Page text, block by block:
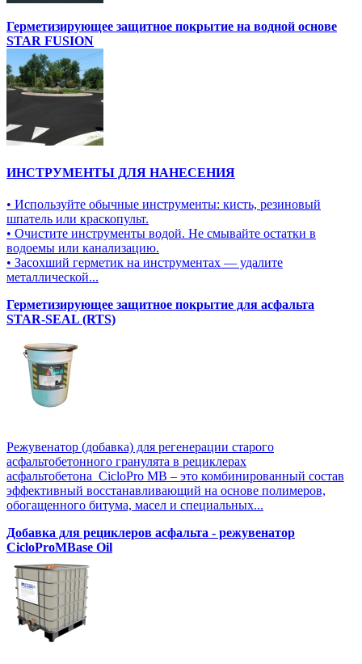
Герметизирующее защитное покрытие на водной основе
STAR FUSION
ИНСТРУМЕНТЫ ДЛЯ НАНЕСЕНИЯ
• Используйте обычные инструменты: кисть, резиновый
шпатель или краскопульт.
• Очистите инструменты водой. Не смывайте остатки в
водоемы или канализацию.
• Засохший герметик на инструментах — удалите
металлической...
Герметизирующее защитное покрытие для асфальта
STAR-SEAL (RTS)
Режувенатор (добавка) для регенерации старого
асфальтобетонного гранулята в рециклерах
асфальтобетона CicloPro MB – это комбинированный состав
эффективный восстанавливающий на основе полимеров,
обогащенного битума, масел и специальных...
Добавка для рециклеров асфальта - режувенатор
CicloProMBase Oil